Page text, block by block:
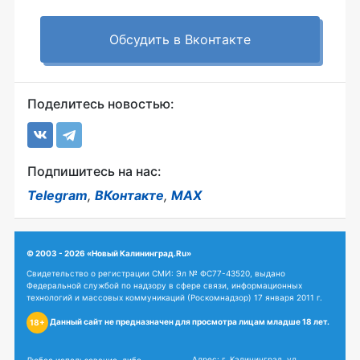
Обсудить в Вконтакте
Поделитесь новостью:
Подпишитесь на нас:
Telegram, ВКонтакте, MAX
© 2003 - 2026 «Новый Калининград.Ru»
Свидетельство о регистрации СМИ: Эл № ФС77-43520, выдано
Федеральной службой по надзору в сфере связи, информационных
технологий и массовых коммуникаций (Роскомнадзор) 17 января 2011 г.
18+ Данный сайт не предназначен для просмотра лицам младше 18 лет.